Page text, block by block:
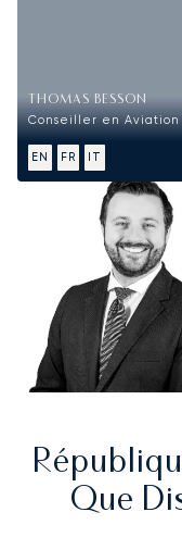
THOMAS BESSON
Conseiller en
EN FR IT
Que